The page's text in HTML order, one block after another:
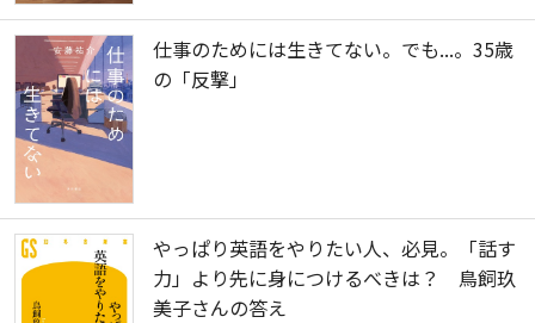
仕事のためには生きてない。でも...。35歳
の「反撃」
やっぱり英語をやりたい人、必見。「話す
力」より先に身につけるべきは？ 鳥飼玖
美子さんの答え